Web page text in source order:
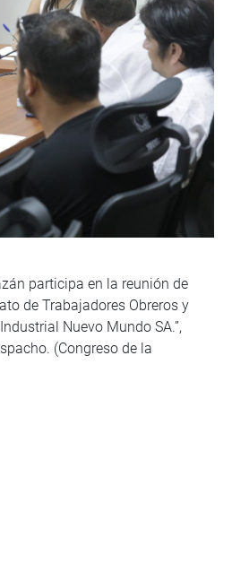
participa en la reunión de
de Trabajadores Obreros y
Nuevo Mundo SA.”,
(Congreso de la